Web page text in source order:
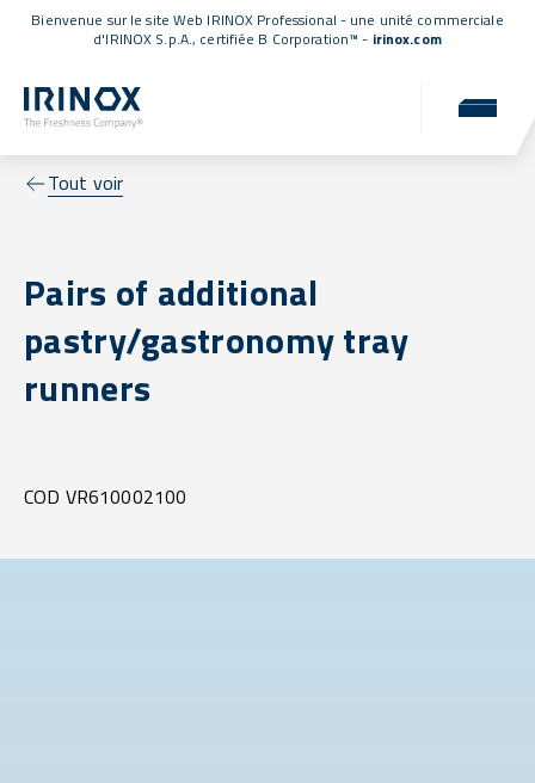
Bienvenue sur le site Web IRINOX Professional - une unité commerciale
d'IRINOX S.p.A., certifiée B Corporation™ - irinox.com
Tout voir
Pairs of additional
pastry/gastronomy tray
runners
COD VR610002100